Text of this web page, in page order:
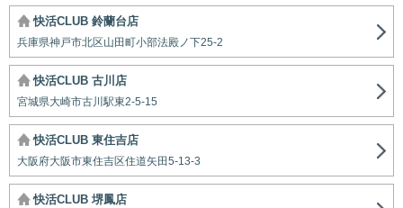
快活CLUB 鈴蘭台店
兵庫県神戸市北区山田町小部法殿ノ下25-2
快活CLUB 古川店
宮城県大崎市古川駅東2-5-15
快活CLUB 東住吉店
大阪府大阪市東住吉区住道矢田5-13-3
快活CLUB 堺鳳店